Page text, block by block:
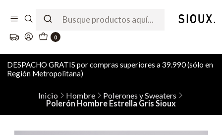
0
DESPACHO GRATIS por compras superiores a 39.990 (sólo en
Región Metropolitana)
Inicio Hombre
Polerones y Sweaters
Polerón Hombre Estrella Gris Sioux